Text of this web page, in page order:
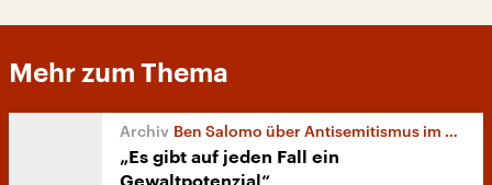
Mehr zum Thema
Ben Salomo über Antisemitismus im deutschen Hip-Hop
„Es gibt auf jeden Fall ein